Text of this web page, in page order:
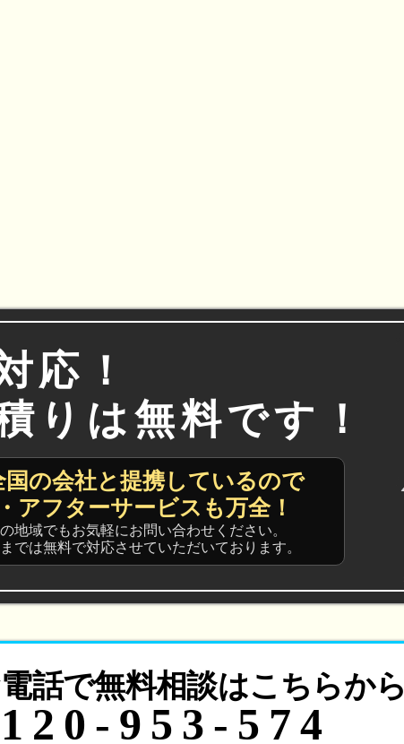
応！
りは無料です！
国の会社と提携しているので
アフターサービスも万全！
地域でもお気軽にお問い合わせください。
では無料で対応させていただいております。
話で無料相談はこちらから
953-574